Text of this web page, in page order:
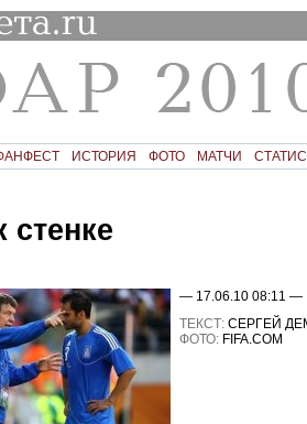
ИСТОРИЯ ФОТО МАТЧИ
— 17.06.10 08:11 —
ТЕКСТ: СЕРГЕЙ
ФОТО: FIFA.COM